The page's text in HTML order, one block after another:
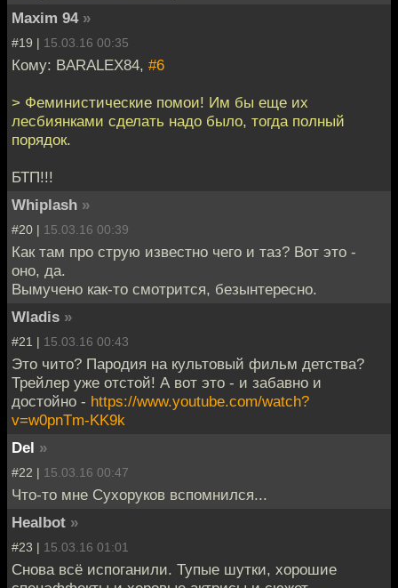
Maxim 94 »
#19 | 15.03.16 00:35
Кому: BARALEX84, #6
> Феминистические помои! Им бы еще их
лесбиянками сделать надо было, тогда полный
порядок.
БТП!!!
Whiplash »
#20 | 15.03.16 00:39
Как там про струю известно чего и таз? Вот это -
оно, да.
Вымучено как-то смотрится, безынтересно.
Wladis »
#21 | 15.03.16 00:43
Это чито? Пародия на культовый фильм детства?
Трейлер уже отстой! А вот это - и забавно и
достойно - https://www.youtube.com/watch?
v=w0pnTm-KK9k
Del »
#22 | 15.03.16 00:47
Что-то мне Сухоруков вспомнился...
Healbot »
#23 | 15.03.16 01:01
Снова всё испоганили. Тупые шутки, хорошие